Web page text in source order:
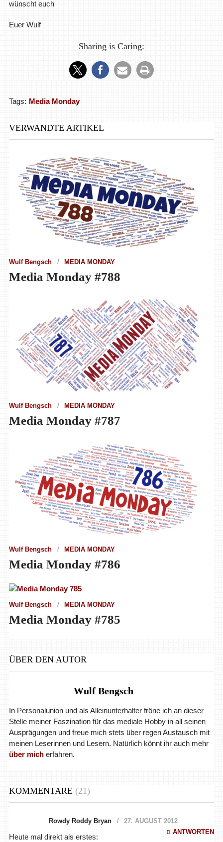
wünscht euch
Euer Wulf
Sharing is Caring:
Tags: Media Monday
VERWANDTE ARTIKEL
Wulf Bengsch MEDIA MONDAY
Media Monday #788
Wulf Bengsch MEDIA MONDAY
Media Monday #787
Wulf Bengsch MEDIA MONDAY
Media Monday #786
Wulf Bengsch MEDIA MONDAY
Media Monday #785
ÜBER DEN AUTOR
Wulf Bengsch
In Personalunion und als Alleinunterhalter fröne ich an dieser
Stelle meiner Faszination für das mediale Hobby in all seinen
Ausprägungen und freue mich stets über regen Austausch mit
meinen Leserinnen und Lesern. Natürlich könnt ihr auch mehr
über micherfahren.
KOMMENTARE (21)
Rowdy Roddy Bryan
27. AUGUST 2012
ANTWORTEN
Heute mal direkt als erstes: